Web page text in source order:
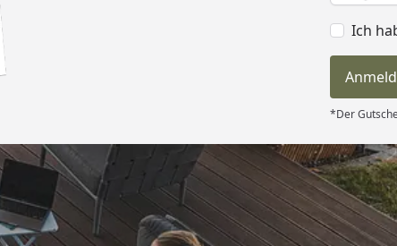
Ich
*Der
Versand